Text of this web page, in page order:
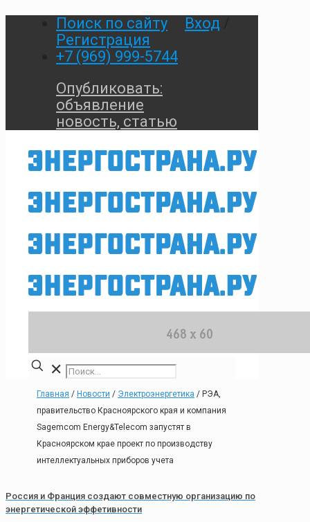
Поиск по сайту Вход
Регистрация
+7 (969) 999-5744
Опубликовать:
объявление
новость, статью
✕
Главная / Новости / Электроэнергетика / РЭА,
правительство Красноярского края и компания
Sagemcom Energy&Telecom запустят в
Красноярском крае проект по производству
интеллектуальных приборов учета
Россия и Франция создают совместную организацию по
энергетической эффетивности